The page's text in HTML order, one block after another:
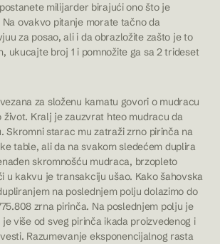
milijarder birajući ono što je
ovakvo pitanje morate tačno da
za posao, ali i da obrazložite zašto je to
ukucajte broj 1 i pomnožite ga sa 2 trideset
za složenu kamatu govori o mudracu
život. Kralj je zauzvrat hteo mudracu da
Skromni starac mu zatraži zrno pirinča na
table, ali da na svakom sledećem duplira
skromnošću mudraca, brzopleto
u kakvu je transakciju ušao. Kako šahovska
na poslednjem polju dolazimo do
zrna pirinča. Na poslednjem polju je
više od sveg pirinča ikada proizvedenog i
Razumevanje eksponencijalnog rasta